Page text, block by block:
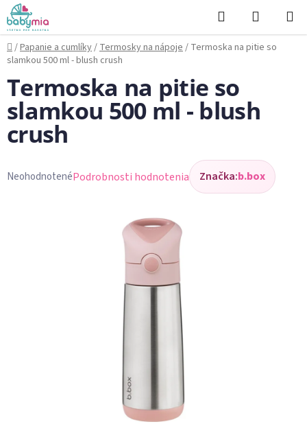
Prejsť
na
obsah
Hľadať
KOŠÍK
Domov
/Papanie a cumlíky/Termosky na nápoje/ Termoska na pitie so
slamkou 500 ml - blush crush
Termoska na pitie so
slamkou 500 ml - blush
crush
Priemerné
NeohodnotenéPodrobnosti hodnotenia Značka:b.box